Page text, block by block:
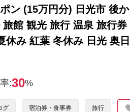
ン (15万円分) 日光市 後
館 観光 旅行 温泉 旅行
休み 紅葉 冬休み 日光 奥
:30%
グ 宿泊券・食事券 旅行